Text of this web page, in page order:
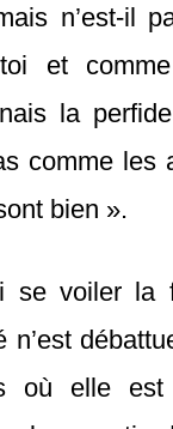
n’est-il
et
la
comme
bien ».
se voiler la
où elle